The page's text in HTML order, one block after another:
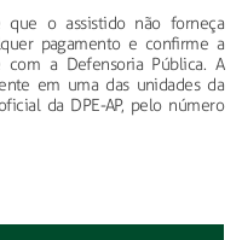
que o assistido não forneça
pagamento e confirme a
a Defensoria Pública. A
em uma das unidades da
da DPE-AP, pelo número